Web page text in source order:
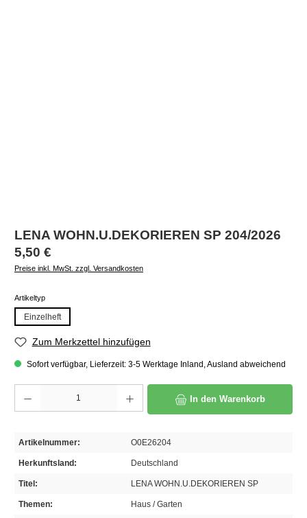
LENA WOHN.U.DEKORIEREN SP 204/2026
Regulärer Preis:
5,50 €
Preise inkl. MwSt. zzgl. Versandkosten
Artikeltypauswählen
Einzelheft
Zum Merkzettel hinzufügen
Sofort verfügbar, Lieferzeit: 3-5 Werktage Inland, Ausland abweichend
In den Warenkorb
Artikelnummer: O0E26204
Herkunftsland: Deutschland
Titel: LENA WOHN.U.DEKORIEREN SP
Themen: Haus / Garten